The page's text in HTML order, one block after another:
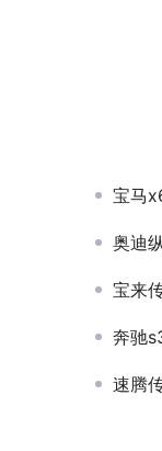
宝马
奥迪
宝来
奔驰
速腾